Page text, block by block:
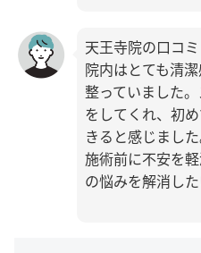
天王寺院の口コミ
院内はとても清
整っていました
をしてくれ、初
きると感じまし
施術前に不安を
の悩みを解消し